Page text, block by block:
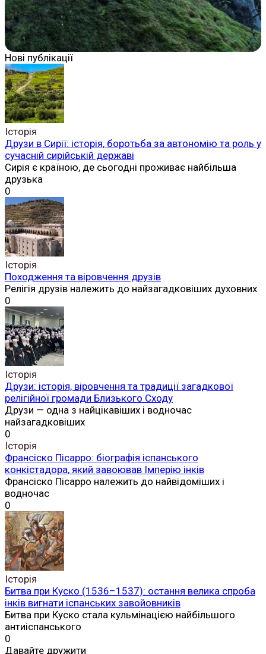
Нові публікації
Історія
Друзи в Сирії: історія, боротьба за автономію та роль у
сучасній сирійській державі
Сирія є країною, де сьогодні проживає найбільша
друзька
0
Історія
Походження та віровчення друзів
Релігія друзів належить до найзагадковіших духовних
0
Історія
Друзи: історія, віровчення та традиції загадкової
релігійної громади Близького Сходу
Друзи — одна з найцікавіших і водночас
найзагадковіших
0
Історія
Франсіско Пісарро: біографія іспанського
конкістадора, який завоював Імперію інків
Франсіско Пісарро належить до найвідоміших і
водночас
0
Історія
Битва при Куско (1536–1537): остання велика спроба
інків вигнати іспанських завойовників
Битва при Куско стала кульмінацією найбільшого
антиіспанського
0
Давайте дружити